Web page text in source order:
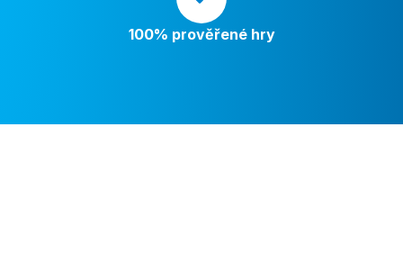
100% prověřené hry